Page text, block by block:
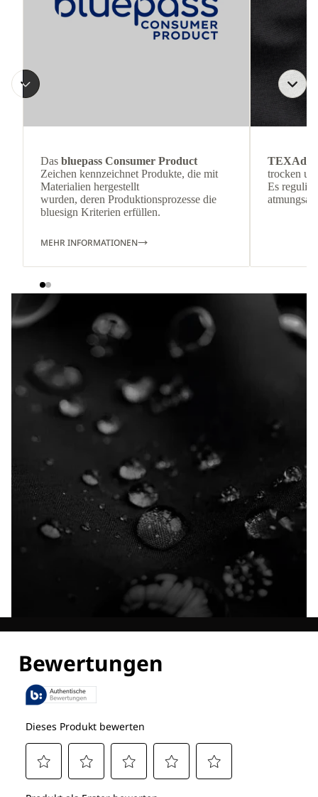
Das bluepass Consumer Product
Zeichen kennzeichnet Produkte, die mit
Materialien hergestellt
wurden, deren Produktionsprozesse die
bluesign Kriterien erfüllen.
MEHR INFORMATIONEN
TEXAdri
trocken
Es